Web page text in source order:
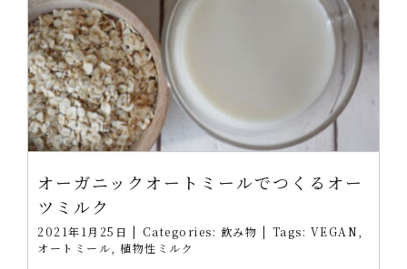
オーガニックオートミールでつくるオー
ツミルク
2021年1月25日 | Categories: 飲み物 | Tags: VEGAN
オートミール
植物性ミルク